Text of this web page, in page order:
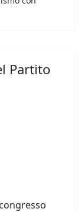
Partito